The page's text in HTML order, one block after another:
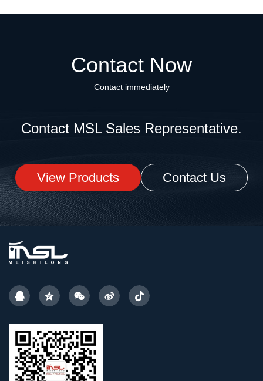
Contact Now
Contact immediately
Contact MSL Sales Representative.
View Products Contact Us